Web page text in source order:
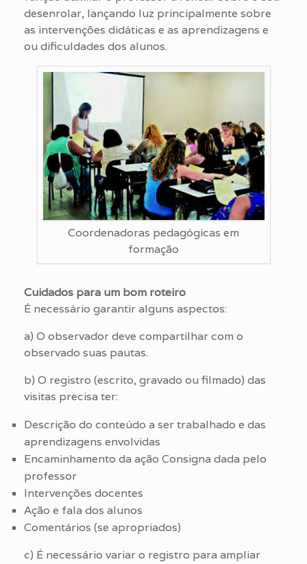
desenrolar, lançando luz principalmente sobre
as intervenções didáticas e as aprendizagens e
ou dificuldades dos alunos.
Coordenadoras pedagógicas em
formação
Cuidados para um bom roteiro
É necessário garantir alguns aspectos:
a) O observador deve compartilhar com o
observado suas pautas.
b) O registro (escrito, gravado ou filmado) das
visitas precisa ter:
Descrição do conteúdo a ser trabalhado e das
aprendizagens envolvidas
Encaminhamento da ação Consigna dada pelo
professor
Intervenções docentes
Ação e fala dos alunos
Comentários (se apropriados)
c) É necessário variar o registro para ampliar